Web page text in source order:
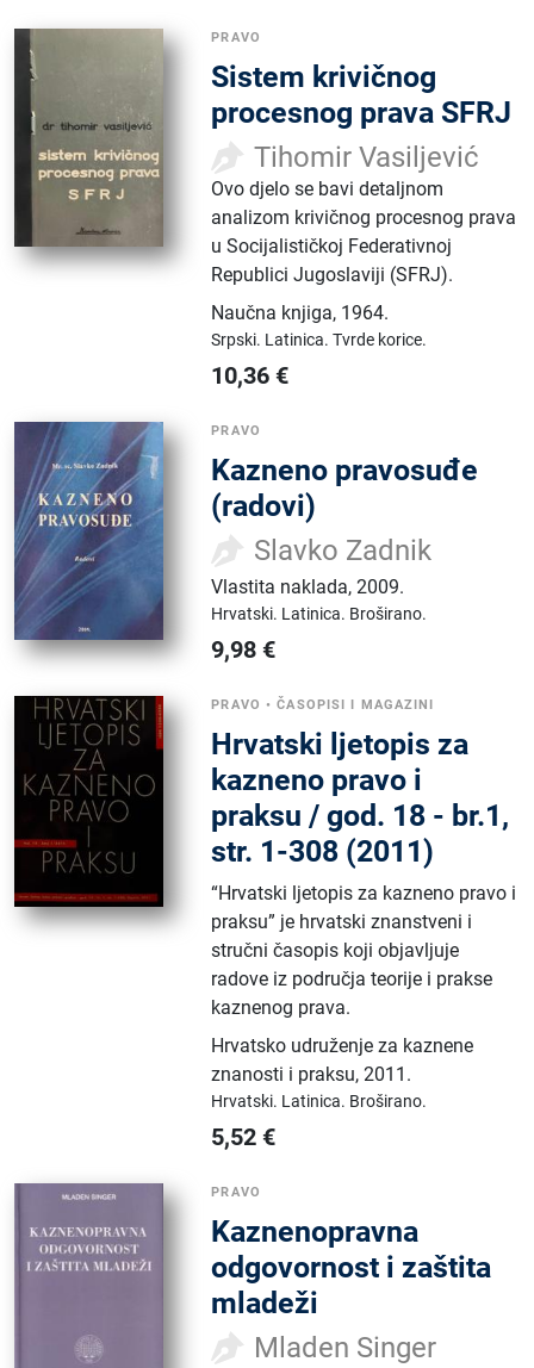
PRAVO
Sistem krivičnog
procesnog prava SFRJ
Tihomir Vasiljević
Ovo djelo se bavi detaljnom
analizom krivičnog procesnog prava
u Socijalističkoj Federativnoj
Republici Jugoslaviji (SFRJ).
Naučna knjiga, 1964.
Srpski. Latinica.Tvrde korice.
10,36 €
PRAVO
Kazneno pravosuđe
(radovi)
Slavko Zadnik
Vlastita naklada,2009.
Hrvatski. Latinica. Broširano.
9,98 €
PRAVO •ČASOPISI I MAGAZINI
Hrvatski ljetopis za
kazneno pravo i
praksu / god. 18 - br.1,
str. 1-308 (2011)
“Hrvatski ljetopis za kazneno pravo i
praksu” je hrvatski znanstveni i
stručni časopis koji objavljuje
radove iz područja teorije i prakse
kaznenog prava.
Hrvatsko udruženje za kaznene
znanosti i praksu,2011.
Hrvatski. Latinica. Broširano.
5,52 €
PRAVO
Kaznenopravna
odgovornost i zaštita
mladeži
Mladen Singer